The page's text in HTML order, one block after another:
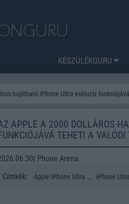
KÉSZÜLÉKGURU
hajlítható iPhone Ultra exkluzív
APPLE A 2000 DOLLÁROS
TEHETI A
Phone Arena
Címkék:
Apple iPhone Ultra , iPhone Ultra